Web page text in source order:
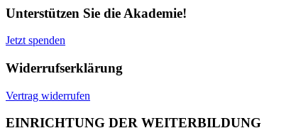
Unterstützen Sie die Akademie!
Jetzt spenden
Widerrufserklärung
Vertrag widerrufen
EINRICHTUNG DER WEITERBILDUNG